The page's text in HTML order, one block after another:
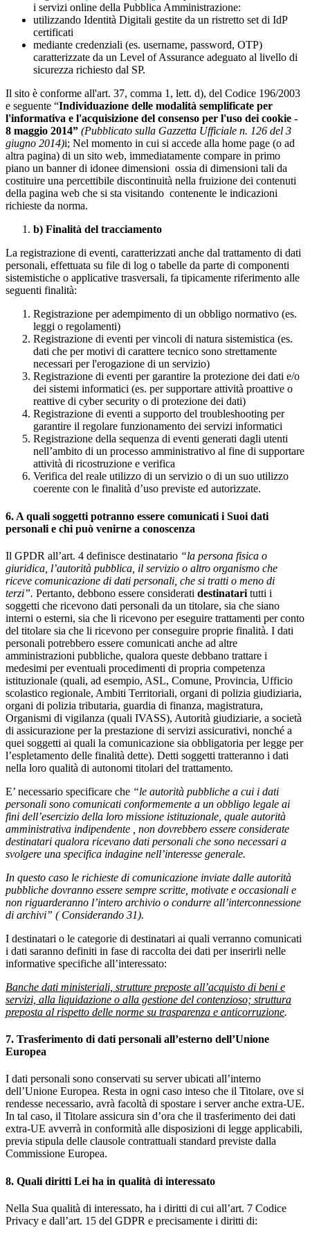
i servizi online della Pubblica Amministrazione:
utilizzando Identità Digitali gestite da un ristretto set di IdP
certificati
mediante credenziali (es. username, password, OTP)
caratterizzate da un Level of Assurance adeguato al livello di
sicurezza richiesto dal SP.
Il sito è conforme all'art. 37, comma 1, lett. d), del Codice 196/2003
e seguente “Individuazione delle modalità semplificate per
l'informativa e l'acquisizione del consenso per l'uso dei cookie -
8 maggio 2014” (Pubblicato sulla Gazzetta Ufficiale n. 126 del 3
giugno 2014)i; Nel momento in cui si accede alla home page (o ad
altra pagina) di un sito web, immediatamente compare in primo
piano un banner di idonee dimensioni ossia di dimensioni tali da
costituire una percettibile discontinuità nella fruizione dei contenuti
della pagina web che si sta visitando contenente le indicazioni
richieste da norma.
b) Finalità del tracciamento
La registrazione di eventi, caratterizzati anche dal trattamento di dati
personali, effettuata su file di log o tabelle da parte di componenti
sistemistiche o applicative trasversali, fa tipicamente riferimento alle
seguenti finalità:
Registrazione per adempimento di un obbligo normativo (es.
leggi o regolamenti)
Registrazione di eventi per vincoli di natura sistemistica (es.
dati che per motivi di carattere tecnico sono strettamente
necessari per l'erogazione di un servizio)
Registrazione di eventi per garantire la protezione dei dati e/o
dei sistemi informatici (es. per supportare attività proattive o
reattive di cyber security o di protezione dei dati)
Registrazione di eventi a supporto del troubleshooting per
garantire il regolare funzionamento dei servizi informatici
Registrazione della sequenza di eventi generati dagli utenti
nell’ambito di un processo amministrativo al fine di supportare
attività di ricostruzione e verifica
Verifica del reale utilizzo di un servizio o di un suo utilizzo
coerente con le finalità d’uso previste ed autorizzate.
6. A quali soggetti potranno essere comunicati i Suoi dati
personali e chi può venirne a conoscenza
Il GPDR all’art. 4 definisce destinatario “la persona fisica o
giuridica, l’autorità pubblica, il servizio o altro organismo che
riceve comunicazione di dati personali, che si tratti o meno di
terzi”. Pertanto, debbono essere considerati destinatari tutti i
soggetti che ricevono dati personali da un titolare, sia che siano
interni o esterni, sia che li ricevono per eseguire trattamenti per conto
del titolare sia che li ricevono per conseguire proprie finalità. I dati
personali potrebbero essere comunicati anche ad altre
amministrazioni pubbliche, qualora queste debbano trattare i
medesimi per eventuali procedimenti di propria competenza
istituzionale (quali, ad esempio, ASL, Comune, Provincia, Ufficio
scolastico regionale, Ambiti Territoriali, organi di polizia giudiziaria,
organi di polizia tributaria, guardia di finanza, magistratura,
Organismi di vigilanza (quali IVASS), Autorità giudiziarie, a società
di assicurazione per la prestazione di servizi assicurativi, nonché a
quei soggetti ai quali la comunicazione sia obbligatoria per legge per
l’espletamento delle finalità dette). Detti soggetti tratteranno i dati
nella loro qualità di autonomi titolari del trattamento.
E’ necessario specificare che “le autorità pubbliche a cui i dati
personali sono comunicati conformemente a un obbligo legale ai
fini dell’esercizio della loro missione istituzionale, quale autorità
amministrativa indipendente , non dovrebbero essere considerate
destinatari qualora ricevano dati personali che sono necessari a
svolgere una specifica indagine nell’interesse generale.
In questo caso le richieste di comunicazione inviate dalle autorità
pubbliche dovranno essere sempre scritte, motivate e occasionali e
non riguarderanno l’intero archivio o condurre all’interconnessione
di archivi” ( Considerando 31).
I destinatari o le categorie di destinatari ai quali verranno comunicati
i dati saranno definiti in fase di raccolta dei dati per inserirli nelle
informative specifiche all’interessato:
Banche dati ministeriali, strutture preposte all’acquisto di beni e
servizi, alla liquidazione o alla gestione del contenzioso; struttura
preposta al rispetto delle norme su trasparenza e anticorruzione.
7. Trasferimento di dati personali all’esterno dell’Unione
Europea
I dati personali sono conservati su server ubicati all’interno
dell’Unione Europea. Resta in ogni caso inteso che il Titolare, ove si
rendesse necessario, avrà facoltà di spostare i server anche extra-UE.
In tal caso, il Titolare assicura sin d’ora che il trasferimento dei dati
extra-UE avverrà in conformità alle disposizioni di legge applicabili,
previa stipula delle clausole contrattuali standard previste dalla
Commissione Europea.
8. Quali diritti Lei ha in qualità di interessato
Nella Sua qualità di interessato, ha i diritti di cui all’art. 7 Codice
Privacy e dall’art. 15 del GDPR e precisamente i diritti di: